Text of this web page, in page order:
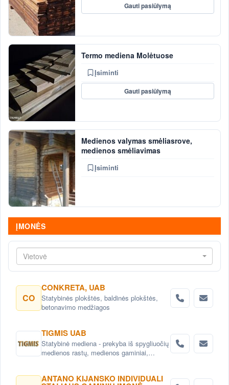
Gauti pasiūlymą
Termo mediena Molėtuose
Įsiminti
Gauti pasiūlymą
Medienos valymas smėliasrove,
medienos smėliavimas
Įsiminti
ĮMONĖS
Vietovė
CO
CONKRETA, UAB
Statybinės plokštės, baldinės plokštės,
betonavimo medžiagos
TIGMIS UAB
Statybinė mediena - prekyba iš spygliuočių
medienos rastų, medienos gaminiai,
ANTANO KIJANSKO INDIVIDUALI